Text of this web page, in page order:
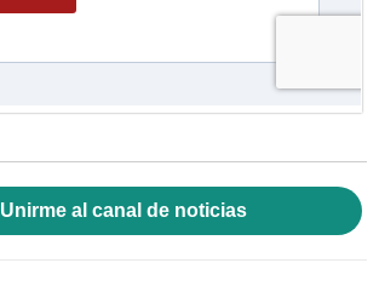
Unirme al canal de noticias